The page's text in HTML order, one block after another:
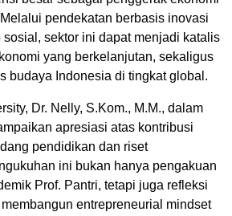
pendekatan berbasis inovasi
sektor ini dapat menjadi katalis
yang berkelanjutan, sekaligus
budaya Indonesia di tingkat global.
Dr. Nelly, S.Kom., M.M., dalam
apresiasi atas kontribusi
pendidikan dan riset
ini bukan hanya pengakuan
Prof. Pantri, tetapi juga refleksi
entrepreneurial mindset